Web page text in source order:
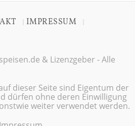
IMPRESSUM
& Lizenzgeber - Alle
dieser Seite sind Eigentum der
dürfen ohne deren Einwilligung
weiter verwendet werden.